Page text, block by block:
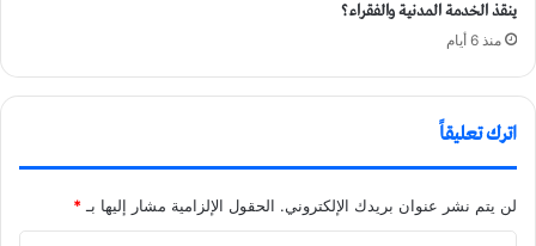
ينقذ الخدمة المدنية والفقراء؟
منذ 6 أيام
اترك تعليقاً
لن يتم نشر عنوان بريدك الإلكتروني. الحقول الإلزامية مشار إليها بـ *